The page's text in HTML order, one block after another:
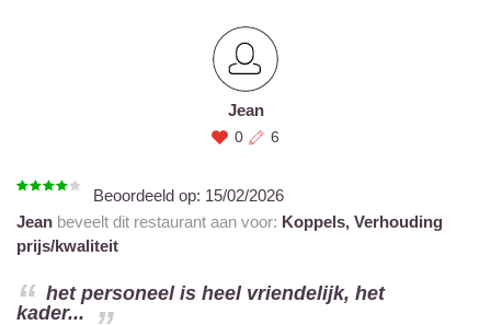
Jean
0 6
Beoordeeld op: 15/02/2026
Jean beveelt dit restaurant aan voor: Koppels, Verhouding
prijs/kwaliteit
het personeel is heel vriendelijk, het
kader...